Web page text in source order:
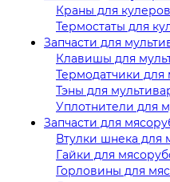
Краны для кулеров
Термостаты для
Запчасти для
Клавишы для
Термодатчики для
Тэны для
Уплотнители для
Запчасти для
Втулки шнека для
Гайки для
Горловины для